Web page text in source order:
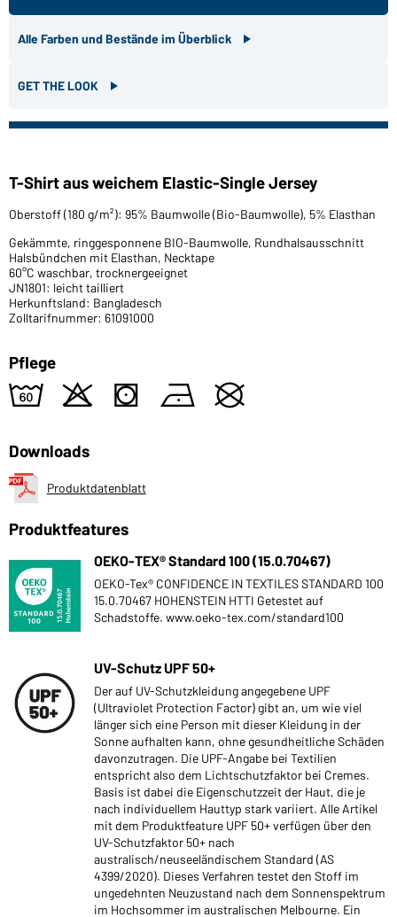
Alle Farben und Bestände im Überblick
GET THE LOOK
T-Shirt aus weichem Elastic-Single Jersey
Oberstoff (180 g/m²): 95% Baumwolle (Bio-Baumwolle), 5% Elasthan
Gekämmte, ringgesponnene BIO-Baumwolle, Rundhalsausschnitt
Halsbündchen mit Elasthan, Necktape
60°C waschbar, trocknergeeignet
JN1801: leicht tailliert
Herkunftsland: Bangladesch
Zolltarifnummer: 61091000
Pflege
4 o s n U
Downloads
Produktdatenblatt
Produktfeatures
OEKO-TEX® Standard 100 (15.0.70467)
OEKO-Tex® CONFIDENCE IN TEXTILES STANDARD 100
15.0.70467 HOHENSTEIN HTTI Getestet auf
Schadstoffe. www.oeko-tex.com/standard100
UV-Schutz UPF 50+
Der auf UV-Schutzkleidung angegebene UPF
(Ultraviolet Protection Factor) gibt an, um wie viel
länger sich eine Person mit dieser Kleidung in der
Sonne aufhalten kann, ohne gesundheitliche Schäden
davonzutragen. Die UPF-Angabe bei Textilien
entspricht also dem Lichtschutzfaktor bei Cremes.
Basis ist dabei die Eigenschutzzeit der Haut, die je
nach individuellem Hauttyp stark variiert. Alle Artikel
mit dem Produktfeature UPF 50+ verfügen über den
UV-Schutzfaktor 50+ nach
australisch/neuseeländischem Standard (AS
4399/2020). Dieses Verfahren testet den Stoff im
ungedehnten Neuzustand nach dem Sonnenspektrum
im Hochsommer im australischen Melbourne. Ein